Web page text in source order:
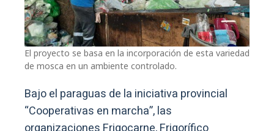
El proyecto se basa en la incorporación de esta variedad
de mosca en un ambiente controlado.
Bajo el paraguas de la iniciativa provincial
“Cooperativas en marcha”, las